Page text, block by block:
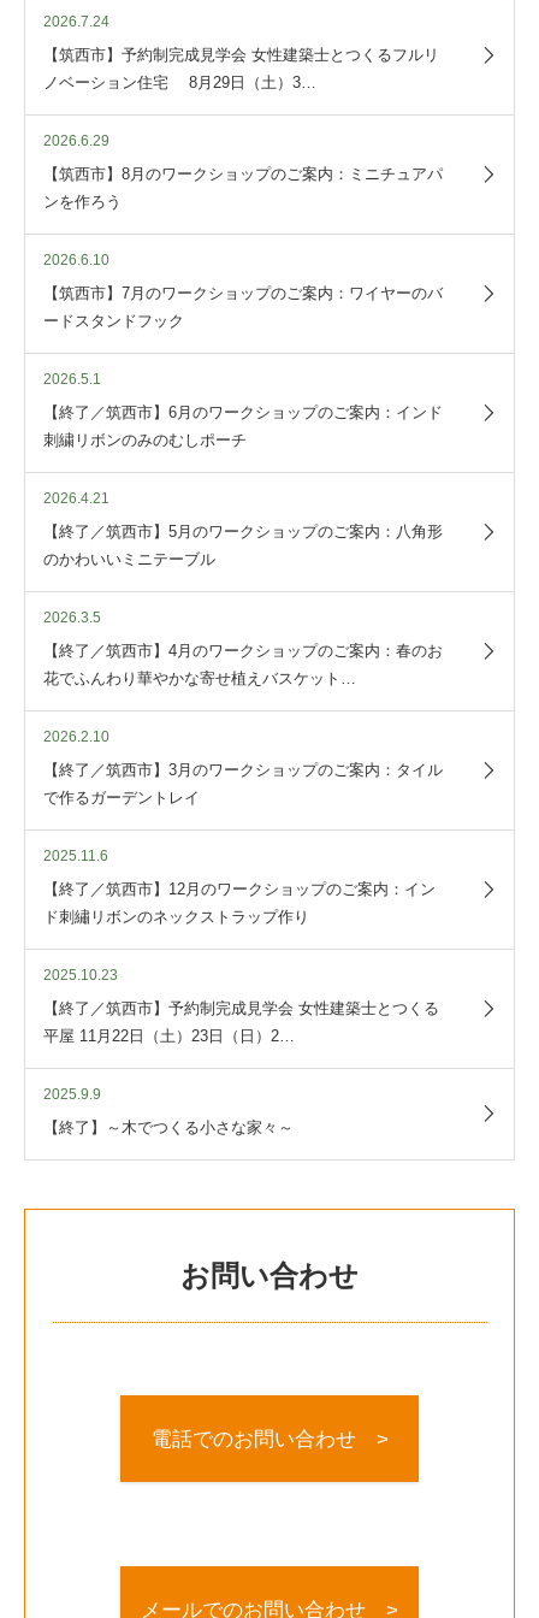
2026.7.24
【筑西市】予約制完成見学会 女性建築士とつくるフルリ
ノベーション住宅 8月29日（土）3…
2026.6.29
【筑西市】8月のワークショップのご案内：ミニチュアパ
ンを作ろう
2026.6.10
【筑西市】7月のワークショップのご案内：ワイヤーのバ
ードスタンドフック
2026.5.1
【終了／筑西市】6月のワークショップのご案内：インド
刺繍リボンのみのむしポーチ
2026.4.21
【終了／筑西市】5月のワークショップのご案内：八角形
のかわいいミニテーブル
2026.3.5
【終了／筑西市】4月のワークショップのご案内：春のお
花でふんわり華やかな寄せ植えバスケット…
2026.2.10
【終了／筑西市】3月のワークショップのご案内：タイル
で作るガーデントレイ
2025.11.6
【終了／筑西市】12月のワークショップのご案内：イン
ド刺繡リボンのネックストラップ作り
2025.10.23
【終了／筑西市】予約制完成見学会 女性建築士とつくる
平屋 11月22日（土）23日（日）2…
2025.9.9
【終了】～木でつくる小さな家々～
お問い合わせ
電話でのお問い合わせ >
メールでのお問い合わせ >